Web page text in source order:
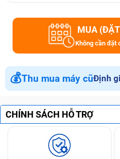
MUA
Không cần đặt
💰Thu mua máy cũĐịnh
CHÍNH SÁCH HỖ TRỢ